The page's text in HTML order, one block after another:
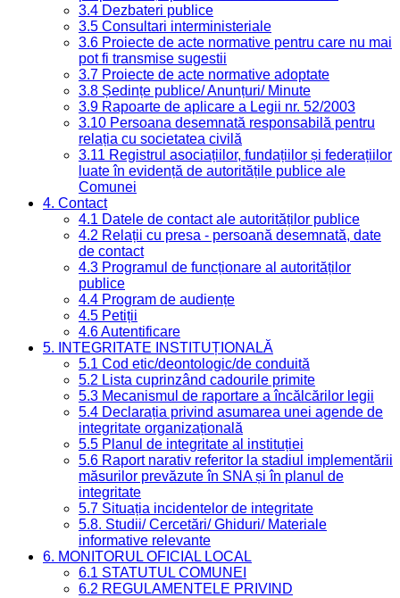
3.4 Dezbateri publice
3.5 Consultari interministeriale
3.6 Proiecte de acte normative pentru care nu mai
pot fi transmise sugestii
3.7 Proiecte de acte normative adoptate
3.8 Ședințe publice/ Anunțuri/ Minute
3.9 Rapoarte de aplicare a Legii nr. 52/2003
3.10 Persoana desemnată responsabilă pentru
relația cu societatea civilă
3.11 Registrul asociațiilor, fundațiilor și federațiilor
luate în evidență de autoritățile publice ale
Comunei
4. Contact
4.1 Datele de contact ale autorităților publice
4.2 Relații cu presa - persoană desemnată, date
de contact
4.3 Programul de funcționare al autorităților
publice
4.4 Program de audiențe
4.5 Petiții
4.6 Autentificare
5. INTEGRITATE INSTITUȚIONALĂ
5.1 Cod etic/deontologic/de conduită
5.2 Lista cuprinzând cadourile primite
5.3 Mecanismul de raportare a încălcărilor legii
5.4 Declarația privind asumarea unei agende de
integritate organizațională
5.5 Planul de integritate al instituției
5.6 Raport narativ referitor la stadiul implementării
măsurilor prevăzute în SNA și în planul de
integritate
5.7 Situația incidentelor de integritate
5.8. Studii/ Cercetări/ Ghiduri/ Materiale
informative relevante
6. MONITORUL OFICIAL LOCAL
6.1 STATUTUL COMUNEI
6.2 REGULAMENTELE PRIVIND